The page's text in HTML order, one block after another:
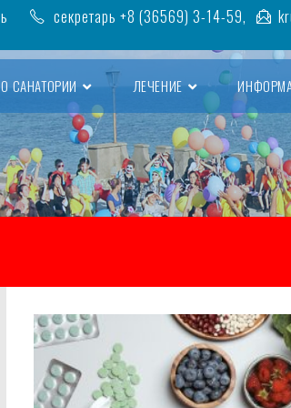
секретарь +8 (36569) 3-14-59,
О САНАТОРИИ ЛЕЧЕНИЕ